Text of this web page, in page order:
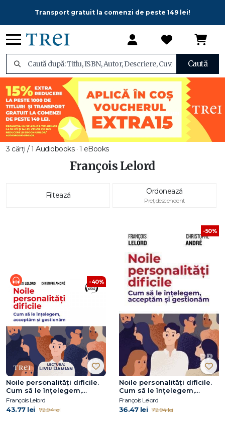
Transport gratuit la comenzi de peste 149 lei!
Caută
3 cărți / 1 Audiobooks · 1 eBooks
François Lelord
Filtează Ordonează
Preț descendent
-40%
Noile personalități dificile.
Cum să le înțelegem,
acceptăm și gestionăm
François Lelord
43.77 lei 72.94 lei
-50%
Noile personalități dificile.
Cum să le înțelegem,
acceptăm și gestionăm
François Lelord
36.47 lei 72.94 lei